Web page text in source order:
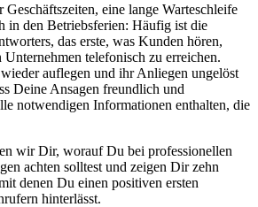
eine lange Warteschleife
in den Betriebsferien: Häufig ist die
das erste, was Kunden hören,
telefonisch zu erreichen.
auflegen und ihr Anliegen ungelöst
Deine Ansagen freundlich und
notwendigen Informationen enthalten, die
wir Dir, worauf Du bei professionellen
achten solltest und zeigen Dir zehn
denen Du einen positiven ersten
hinterlässt.